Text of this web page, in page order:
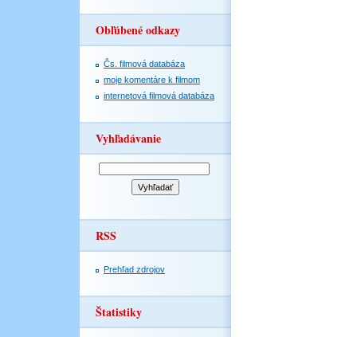
Obľúbené odkazy
Čs. filmová databáza
moje komentáre k filmom
internetová filmová databáza
Vyhľadávanie
RSS
Prehľad zdrojov
Štatistiky